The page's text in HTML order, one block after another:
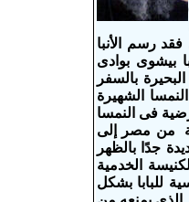
المعمودية (3)
رسم الأنبا
بيشوى بوادى
بالسفر
الشهيرة
فى النمسا
من مصر إلى
جدًا بالظهر
فى كل مجالات الكنيسة الخدمية
للبابا بشكل